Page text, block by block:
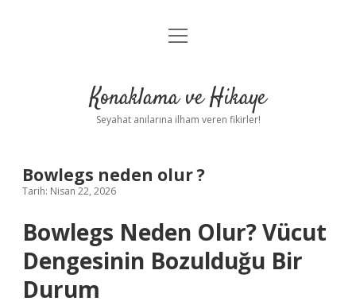
Anasayfa
Yasal Uyarı
menüyü
Konaklama ve Hikaye
Seyahat anılarına ilham veren fikirler!
Bowlegs neden olur ?
Tarih: Nisan 22, 2026
Bowlegs Neden Olur? Vücut
Dengesinin Bozulduğu Bir
Durum